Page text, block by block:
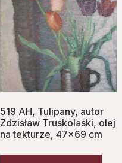
519 AH, Tulipany, autor
Zdzisław Truskolaski, olej
na tekturze, 47×69 cm